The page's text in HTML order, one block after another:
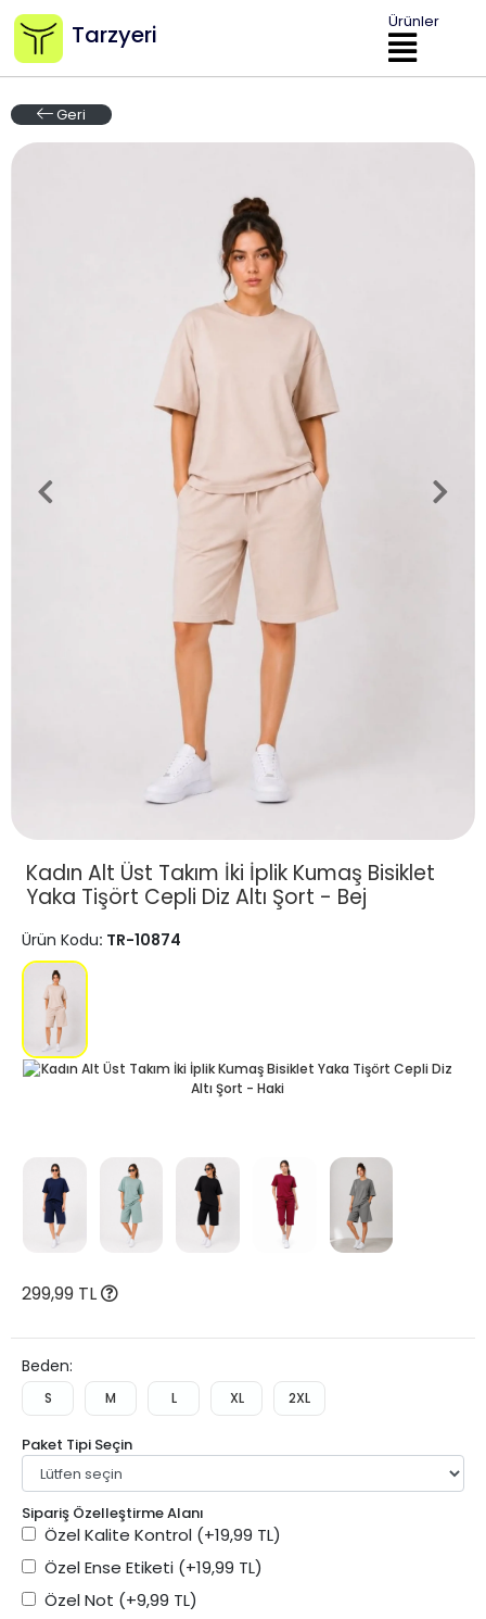
Tarzyeri Ürünler
Geri
Kadın Alt Üst Takım İki İplik Kumaş Bisiklet
Yaka Tişört Cepli Diz Altı Şort - Bej
Ürün Kodu: TR-10874
299,99 TL
Beden:
S M L XL 2XL
Paket Tipi Seçin
Sipariş Özelleştirme Alanı
Özel Kalite Kontrol (+19,99 TL)
Özel Ense Etiketi (+19,99 TL)
Özel Not (+9,99 TL)